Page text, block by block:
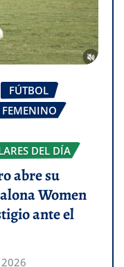
FÚTBOL
DEL DÍA
abre su
Women
ante el